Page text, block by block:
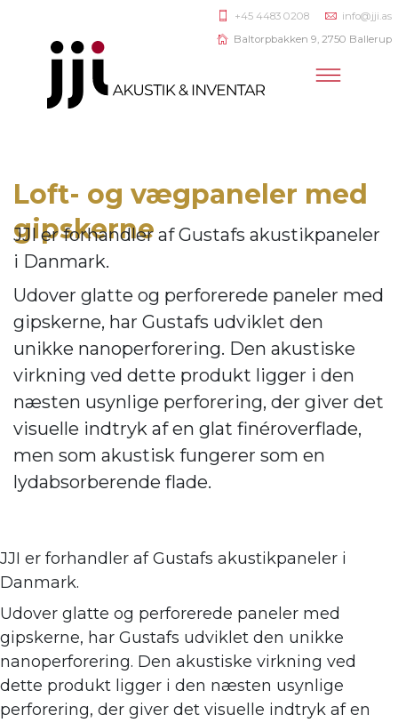
+45 4483 0208
info@jji.as
Baltorpbakken 9, 2750 Ballerup
Loft- og vægpaneler med
gipskerne
JJI er forhandler afGustafs akustikpaneler
i Danmark.
Udover glatte og perforerede paneler med
gipskerne, har Gustafs udviklet den
unikke nanoperforering. Den akustiske
virkning ved dette produkt ligger i den
næsten usynlige perforering, der giver det
visuelle indtryk af en glat finéroverflade,
men som akustisk fungerer som en
lydabsorberende flade.
JJI er forhandler afGustafs akustikpaneler i
Danmark.
Udover glatte og perforerede paneler med
gipskerne, har Gustafs udviklet den unikke
nanoperforering. Den akustiske virkning ved
dette produkt ligger i den næsten usynlige
perforering, der giver det visuelle indtryk af en